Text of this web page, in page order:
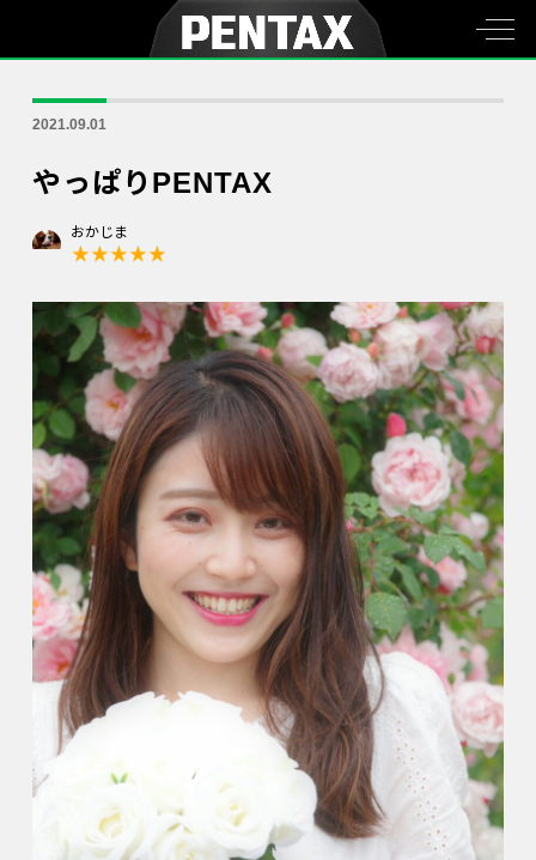
2021.09.01
やっぱりPENTAX
おかじま